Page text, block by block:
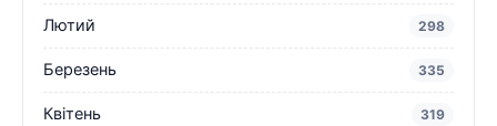
Лютий 298
Березень 335
Квітень 319